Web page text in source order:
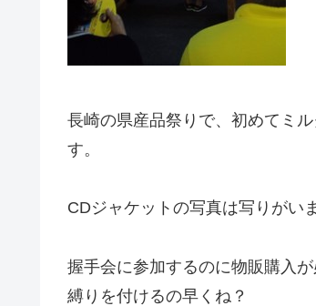
長崎の県産品祭りで、初めてミ
す。
CDジャケットの写真は写りがい
握手会に参加するのに物販購入が
縛りを付けるの早くね？